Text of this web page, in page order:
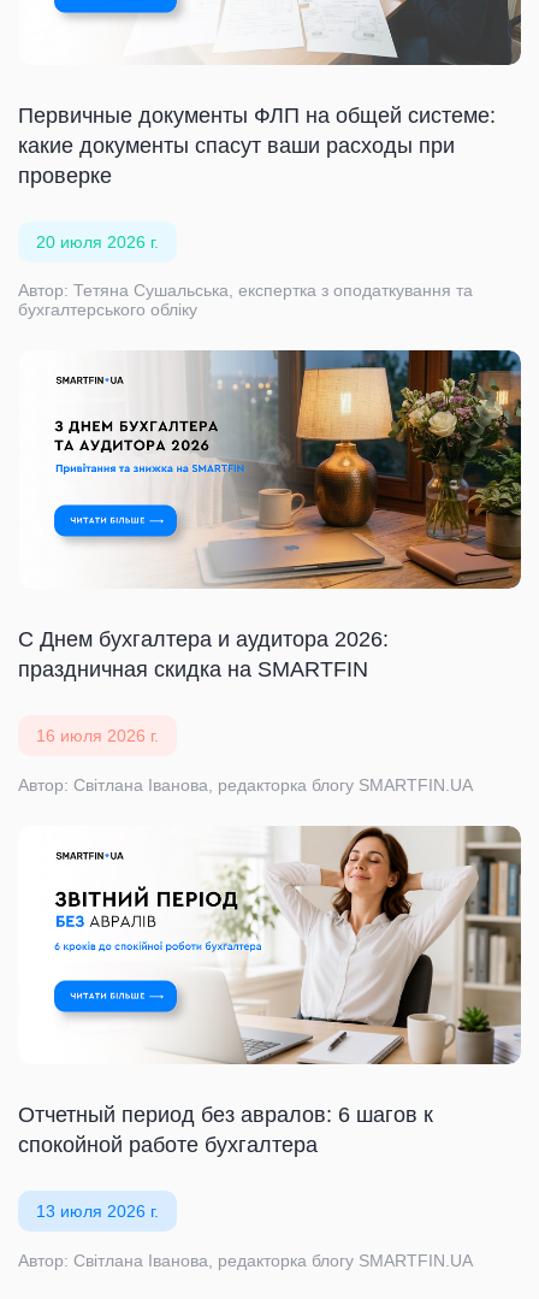
Первичные документы ФЛП на общей системе:
какие документы спасут ваши расходы при
проверке
20 июля 2026 г.
Автор: Тетяна Сушальська, експертка з оподаткування та
бухгалтерського обліку
С Днем бухгалтера и аудитора 2026:
праздничная скидка на SMARTFIN
16 июля 2026 г.
Автор: Світлана Іванова, редакторка блогу SMARTFIN.UA
Отчетный период без авралов: 6 шагов к
спокойной работе бухгалтера
13 июля 2026 г.
Автор: Світлана Іванова, редакторка блогу SMARTFIN.UA